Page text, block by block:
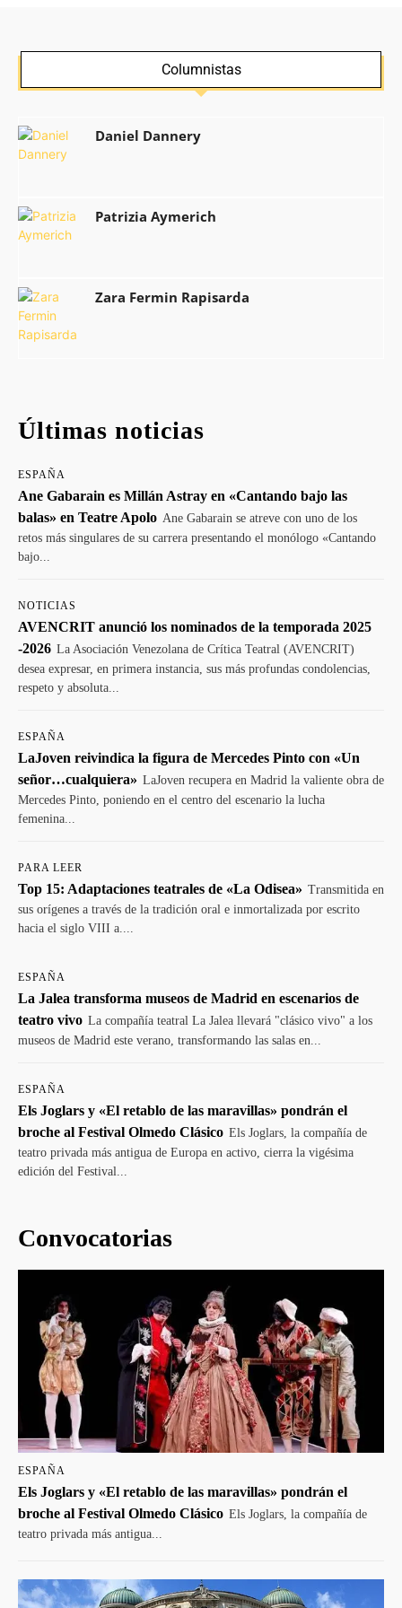
Columnistas
Daniel Dannery
Patrizia Aymerich
Zara Fermin Rapisarda
Últimas noticias
ESPAÑA
Ane Gabarain es Millán Astray en «Cantando bajo las
balas» en Teatre Apolo Ane Gabarain se atreve con uno de los
retos más singulares de su carrera presentando el monólogo «Cantando
bajo...
NOTICIAS
AVENCRIT anunció los nominados de la temporada 2025
-2026 La Asociación Venezolana de Crítica Teatral (AVENCRIT)
desea expresar, en primera instancia, sus más profundas condolencias,
respeto y absoluta...
ESPAÑA
LaJoven reivindica la figura de Mercedes Pinto con «Un
señor…cualquiera» LaJoven recupera en Madrid la valiente obra de
Mercedes Pinto, poniendo en el centro del escenario la lucha
femenina...
PARA LEER
Top 15: Adaptaciones teatrales de «La Odisea» Transmitida en
sus orígenes a través de la tradición oral e inmortalizada por escrito
hacia el siglo VIII a....
ESPAÑA
La Jalea transforma museos de Madrid en escenarios de
teatro vivo La compañía teatral La Jalea llevará "clásico vivo" a los
museos de Madrid este verano, transformando las salas en...
ESPAÑA
Els Joglars y «El retablo de las maravillas» pondrán el
broche al Festival Olmedo Clásico Els Joglars, la compañía de
teatro privada más antigua de Europa en activo, cierra la vigésima
edición del Festival...
Convocatorias
ESPAÑA
Els Joglars y «El retablo de las maravillas» pondrán el
broche al Festival Olmedo Clásico Els Joglars, la compañía de
teatro privada más antigua...